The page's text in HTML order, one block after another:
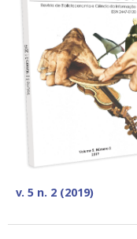
v. 5 n. 2 (2019)